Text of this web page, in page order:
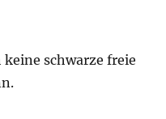
schwarze freie